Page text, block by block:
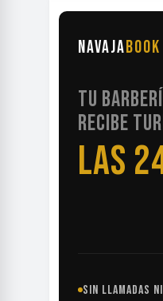
NAVAJABOOK
TU
RECIBE
LAS
SIN LLAMADAS